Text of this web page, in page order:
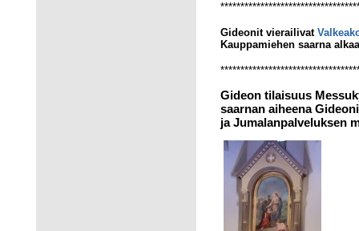
Gideonit vierailivat
Kauppamiehen saarna
Gideon tilaisuus
saarnan aiheena
ja Jumalanpalveluksen